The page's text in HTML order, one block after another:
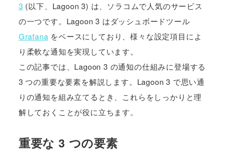
3 (以下、Lagoon 3) は、ソラコムで人気のサービス
の一つです。Lagoon 3 はダッシュボードツール
Grafana をベースにしており、様々な設定項目によ
り柔軟な通知を実現しています。
この記事では、Lagoon 3 の通知の仕組みに登場する
3 つの重要な要素を解説します。Lagoon 3 で思い通
りの通知を組み立てるとき、これらをしっかりと理
解しておくことが役に立ちます。
重要な 3 つの要素